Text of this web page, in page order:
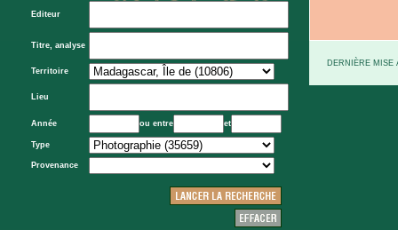
Editeur
Titre, analyse
Territoire
Lieu
Année ou entre et
Type
Provenance
DERNIÈRE MISE